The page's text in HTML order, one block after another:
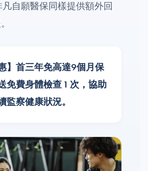
自願醫保同樣提供額外回
】首三年免高達9個月保
免費身體檢查 1 次，協助
監察健康狀況。